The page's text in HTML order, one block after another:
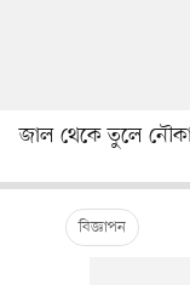
জাল থেকে তুলে